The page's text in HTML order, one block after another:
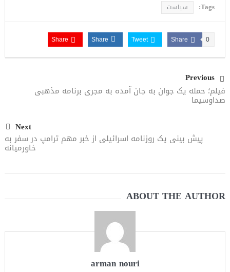
Tags: سیاست
Share 0
Tweet
Share
Share
Previous
فیلم؛ حمله یک جوان به جان آمده به مجری برنامه مذهبی
صداوسیما
Next
پیش بینی یک روزنامه اسرائیلی از خبر مهم ترامپ در سفر به
خاورمیانه
ABOUT THE AUTHOR
arman nouri